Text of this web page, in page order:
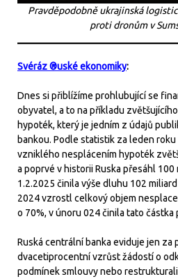
Pravděpodobně ukrajinská
proti dronům v
Svéráz ®uské ekonomiky:
Dnes si přiblížíme prohlubující se
obyvatel, a to na příkladu
hypoték, který je jedním z údajů
bankou. Podle statistik za leden
vzniklého nesplácením hypoték
a poprvé v historii Ruska přesáhl
1.2.2025 činila výše dluhu 102
2024 vzrostl celkový objem
o 70%, v únoru 024 činila tato
Ruská centrální banka eviduje jen
dvacetiprocentní vzrůst žádostí o
podmínek smlouvy nebo